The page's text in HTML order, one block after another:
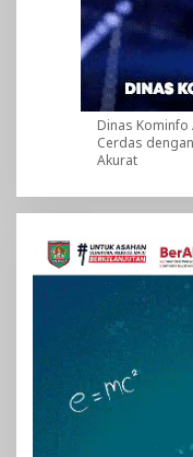
Dinas Kominfo
Cerdas
Akurat
Pemutar
Video